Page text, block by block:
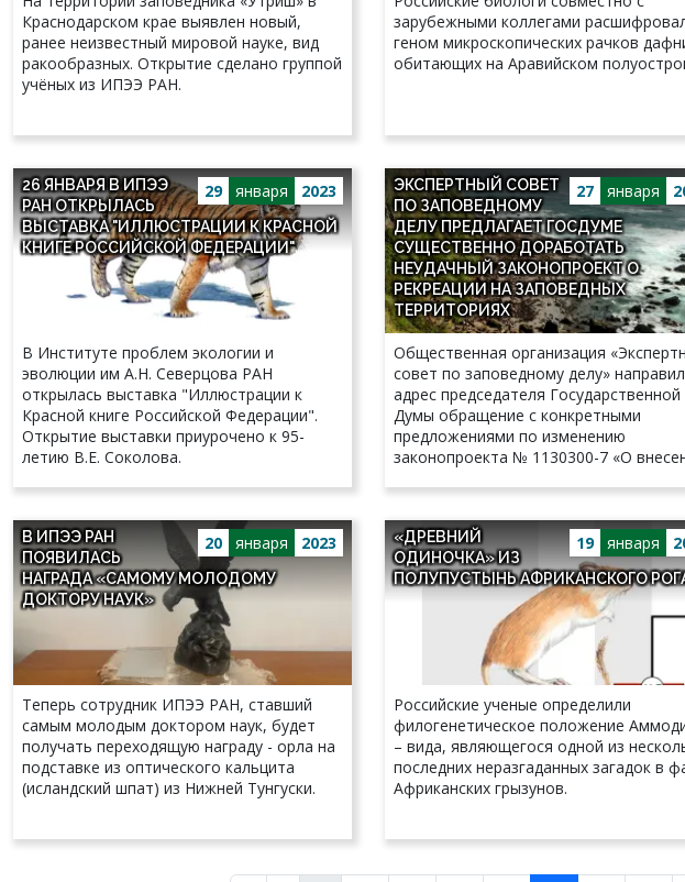
Краснодарском крае выявлен новый,
ранее неизвестный мировой науке, вид
ракообразных. Открытие сделано группой
учёных из ИПЭЭ РАН.
зарубежными коллегами
геном микроскопических рачков
обитающих на Аравийском
29 января 2023
26 ЯНВАРЯ В ИПЭЭ
РАН ОТКРЫЛАСЬ
ВЫСТАВКА "ИЛЛЮСТРАЦИИ К КРАСНОЙ
КНИГЕ РОССИЙСКОЙ ФЕДЕРАЦИИ"
В Институте проблем экологии и
эволюции им А.Н. Северцова РАН
открылась выставка "Иллюстрации к
Красной книге Российской Федерации".
Открытие выставки приурочено к 95-
летию В.Е. Соколова.
27 января
ЭКСПЕРТНЫЙ СОВЕТ
ПО ЗАПОВЕДНОМУ
ДЕЛУ ПРЕДЛАГАЕТ ГОСДУМЕ
СУЩЕСТВЕННО ДОРАБОТАТЬ
НЕУДАЧНЫЙ ЗАКОНОПРОЕКТ О
РЕКРЕАЦИИ НА ЗАПОВЕДНЫХ
ТЕРРИТОРИЯХ
Общественная организация
совет по заповедному делу»
адрес председателя Государственной
Думы обращение с конкретными
предложениями по изменению
законопроекта № 1130300-7 «О
акты Российской Федерации».
20 января 2023
В ИПЭЭ РАН
ПОЯВИЛАСЬ
НАГРАДА «САМОМУ МОЛОДОМУ
ДОКТОРУ НАУК»
Теперь сотрудник ИПЭЭ РАН, ставший
самым молодым доктором наук, будет
получать переходящую награду - орла на
подставке из оптического кальцита
(исландский шпат) из Нижней Тунгуски.
19 января
«ДРЕВНИЙ
ОДИНОЧКА» ИЗ
ПОЛУПУСТЫНЬ АФРИКАНСКОГО
Российские ученые определили
филогенетическое положение
– вида, являющегося одной из
последних неразгаданных загадок в
Африканских грызунов.